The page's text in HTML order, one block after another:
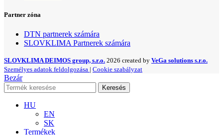
Partner zóna
DTN partnerek számára
SLOVKLIMA Partnerek számára
SLOVKLIMA DEIMOS group, s.r.o. 2026 created by VeGa solutions s.r.o.
Személyes adatok feldolgozása | Cookie szabályzat
Bezár
Keresés
HU
EN
SK
Termékek